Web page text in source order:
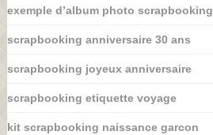
exemple d’album photo scrapbooking
scrapbooking anniversaire 30 ans
scrapbooking joyeux anniversaire
scrapbooking etiquette voyage
kit scrapbooking naissance garcon